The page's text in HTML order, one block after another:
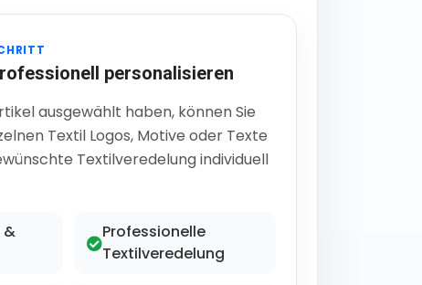
personalisieren
ausgewählt haben, können Sie
Textil Logos, Motive oder Texte
Textilveredelung individuell
&
Professionelle
Textilveredelung